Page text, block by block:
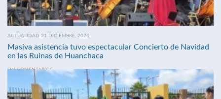
ACTUALIDAD 21 DICIEMBRE, 2024
Masiva asistencia tuvo espectacular Concierto de Navidad
en las Ruinas de Huanchaca
SIN COMENTARIOS